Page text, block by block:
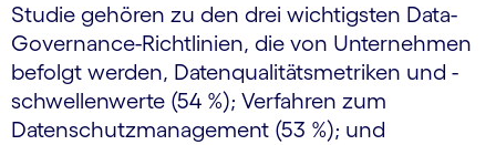
Studie gehören zu den drei wichtigsten Data-
Governance-Richtlinien, die von Unternehmen
befolgt werden, Datenqualitätsmetriken und -
schwellenwerte (54 %); Verfahren zum
Datenschutzmanagement (53 %); und